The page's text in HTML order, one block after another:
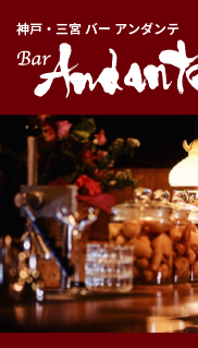
神戸・三宮 バー アンダンテ